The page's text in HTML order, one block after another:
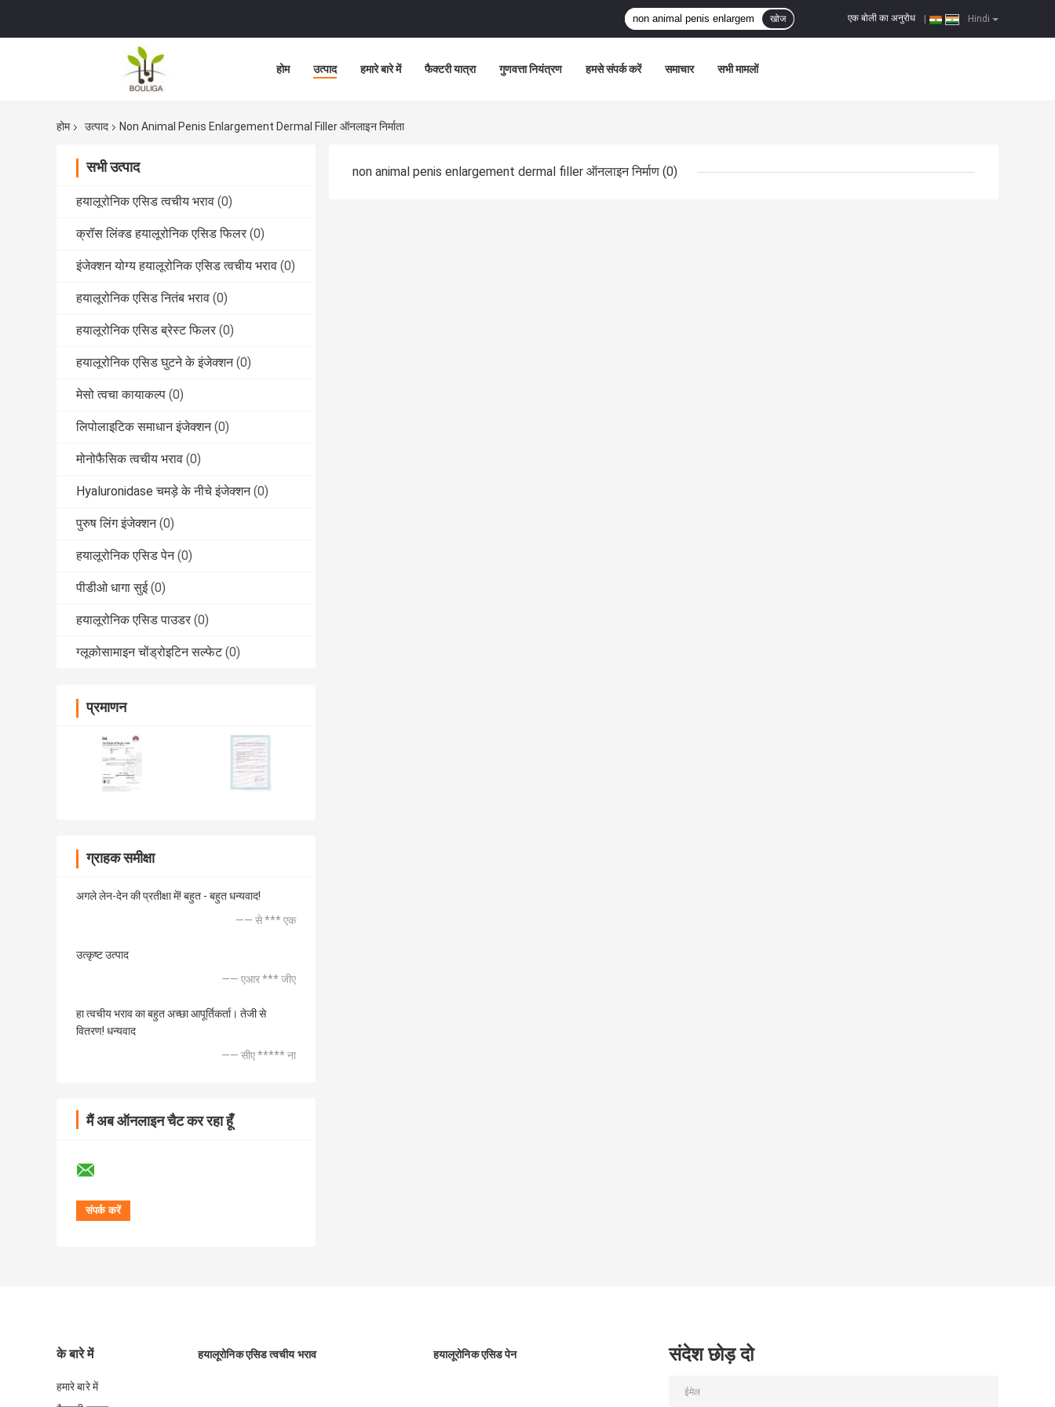
Hindi
एक बोली का अनुरोध
खोज
होम उत्पाद हमारे बारे में फैक्टरी यात्रा गुणवत्ता नियंत्रण हमसे संपर्क करें समाचार सभी मामलों
होम उत्पाद Non Animal Penis Enlargement Dermal Filler ऑनलाइन निर्माता
सभी उत्पाद
हयालूरोनिक एसिड त्वचीय भराव (0)
क्रॉस लिंक्ड हयालूरोनिक एसिड फिलर (0)
इंजेक्शन योग्य हयालूरोनिक एसिड त्वचीय भराव (0)
हयालूरोनिक एसिड नितंब भराव (0)
हयालूरोनिक एसिड ब्रेस्ट फिलर (0)
हयालूरोनिक एसिड घुटने के इंजेक्शन (0)
मेसो त्वचा कायाकल्प (0)
लिपोलाइटिक समाधान इंजेक्शन (0)
मोनोफैसिक त्वचीय भराव (0)
Hyaluronidase चमड़े के नीचे इंजेक्शन (0)
पुरुष लिंग इंजेक्शन (0)
हयालूरोनिक एसिड पेन (0)
पीडीओ धागा सुई (0)
हयालूरोनिक एसिड पाउडर (0)
ग्लूकोसामाइन चोंड्रोइटिन सल्फेट (0)
प्रमाणन
ग्राहक समीक्षा
अगले लेन-देन की प्रतीक्षा में! बहुत - बहुत धन्यवाद!
—— से *** एक
उत्कृष्ट उत्पाद
—— एआर *** जीए
हा त्वचीय भराव का बहुत अच्छा आपूर्तिकर्ता। तेजी से
वितरण! धन्यवाद
—— सीए ***** ना
मैं अब ऑनलाइन चैट कर रहा हूँ
non animal penis enlargement dermal filler ऑनलाइन निर्माण (0)
के बारे में
हमारे बारे में
हयालूरोनिक एसिड त्वचीय भराव हयालूरोनिक एसिड पेन संदेश छोड़ दो